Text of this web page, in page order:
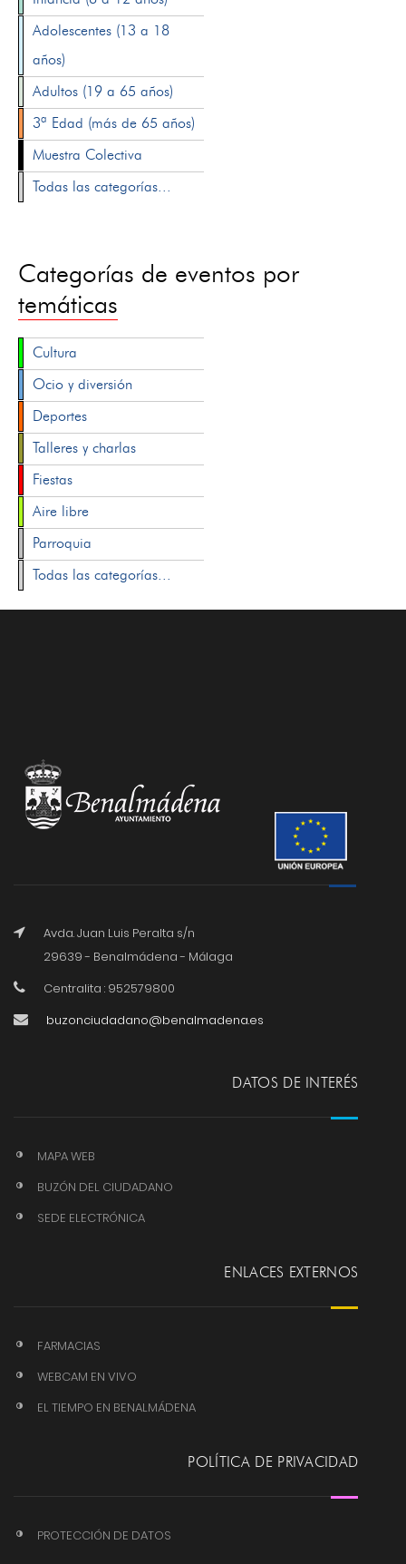
Adolescentes (13 a 18
años)
Adultos (19 a 65 años)
3ª Edad (más de 65 años)
Muestra Colectiva
Todas las categorías...
Categorías de eventos por
temáticas
Cultura
Ocio y diversión
Deportes
Talleres y charlas
Fiestas
Aire libre
Parroquia
Todas las categorías...
Avda. Juan Luis Peralta s/n
29639 - Benalmádena - Málaga
Centralita : 952579800
buzonciudadano@benalmadena.es
DATOS DE INTERÉS
MAPA WEB
BUZÓN DEL CIUDADANO
SEDE ELECTRÓNICA
ENLACES EXTERNOS
FARMACIAS
WEBCAM EN VIVO
EL TIEMPO EN BENALMÁDENA
POLÍTICA DE PRIVACIDAD
PROTECCIÓN DE DATOS